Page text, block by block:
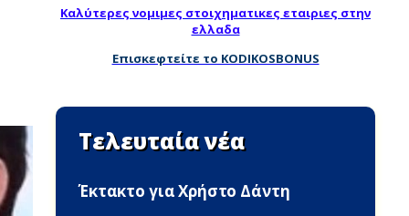
Καλύτερες νομιμες στοιχηματικες εταιριες στην
ελλαδα
Επισκεφτείτε το KODIKOSBONUS
Τελευταία νέα
Έκτακτο για Χρήστο Δάντη